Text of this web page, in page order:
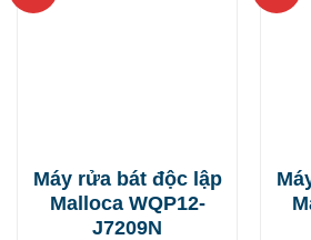
Máy rửa bát độc lập
Malloca WQP12-
J7209N